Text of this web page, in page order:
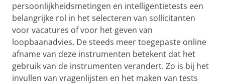
persoonlijkheidsmetingen en intelligentietests een
belangrijke rol in het selecteren van sollicitanten
voor vacatures of voor het geven van
loopbaanadvies. De steeds meer toegepaste online
afname van deze instrumenten betekent dat het
gebruik van de instrumenten verandert. Zo is bij het
invullen van vragenlijsten en het maken van tests